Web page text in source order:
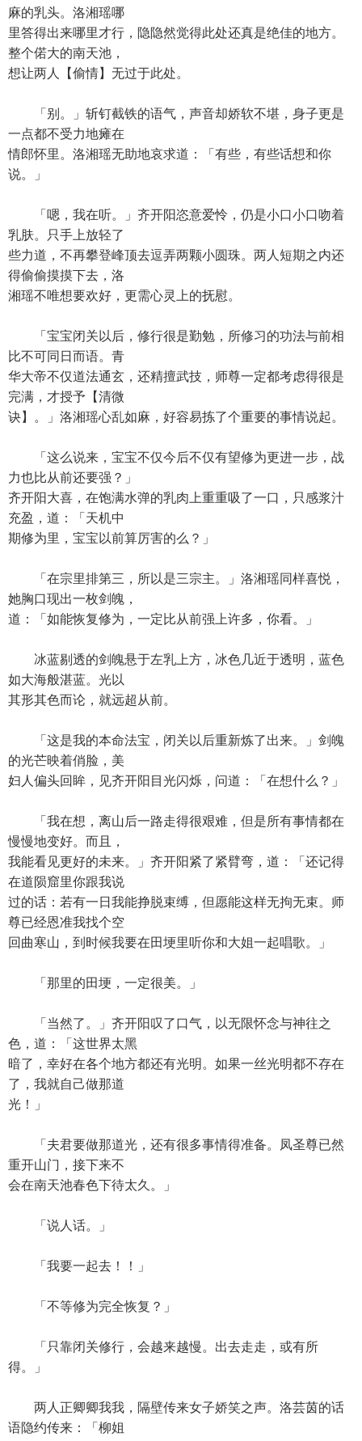
麻的乳头。洛湘瑶哪
里答得出来哪里才行，隐隐然觉得此处还真是绝佳的地方。
整个偌大的南天池，
想让两人【偷情】无过于此处。
「别。」斩钉截铁的语气，声音却娇软不堪，身子更是
一点都不受力地瘫在
情郎怀里。洛湘瑶无助地哀求道：「有些，有些话想和你
说。」
「嗯，我在听。」齐开阳恣意爱怜，仍是小口小口吻着
乳肤。只手上放轻了
些力道，不再攀登峰顶去逗弄两颗小圆珠。两人短期之内还
得偷偷摸摸下去，洛
湘瑶不唯想要欢好，更需心灵上的抚慰。
「宝宝闭关以后，修行很是勤勉，所修习的功法与前相
比不可同日而语。青
华大帝不仅道法通玄，还精擅武技，师尊一定都考虑得很是
完满，才授予【清微
诀】。」洛湘瑶心乱如麻，好容易拣了个重要的事情说起。
「这么说来，宝宝不仅今后不仅有望修为更进一步，战
力也比从前还要强？」
齐开阳大喜，在饱满水弹的乳肉上重重吸了一口，只感浆汁
充盈，道：「天机中
期修为里，宝宝以前算厉害的么？」
「在宗里排第三，所以是三宗主。」洛湘瑶同样喜悦，
她胸口现出一枚剑魄，
道：「如能恢复修为，一定比从前强上许多，你看。」
冰蓝剔透的剑魄悬于左乳上方，冰色几近于透明，蓝色
如大海般湛蓝。光以
其形其色而论，就远超从前。
「这是我的本命法宝，闭关以后重新炼了出来。」剑魄
的光芒映着俏脸，美
妇人偏头回眸，见齐开阳目光闪烁，问道：「在想什么？」
「我在想，离山后一路走得很艰难，但是所有事情都在
慢慢地变好。而且，
我能看见更好的未来。」齐开阳紧了紧臂弯，道：「还记得
在道陨窟里你跟我说
过的话：若有一日我能挣脱束缚，但愿能这样无拘无束。师
尊已经恩准我找个空
回曲寒山，到时候我要在田埂里听你和大姐一起唱歌。」
「那里的田埂，一定很美。」
「当然了。」齐开阳叹了口气，以无限怀念与神往之
色，道：「这世界太黑
暗了，幸好在各个地方都还有光明。如果一丝光明都不存在
了，我就自己做那道
光！」
「夫君要做那道光，还有很多事情得准备。凤圣尊已然
重开山门，接下来不
会在南天池春色下待太久。」
「说人话。」
「我要一起去！！」
「不等修为完全恢复？」
「只靠闭关修行，会越来越慢。出去走走，或有所
得。」
两人正卿卿我我，隔壁传来女子娇笑之声。洛芸茵的话
语隐约传来：「柳姐